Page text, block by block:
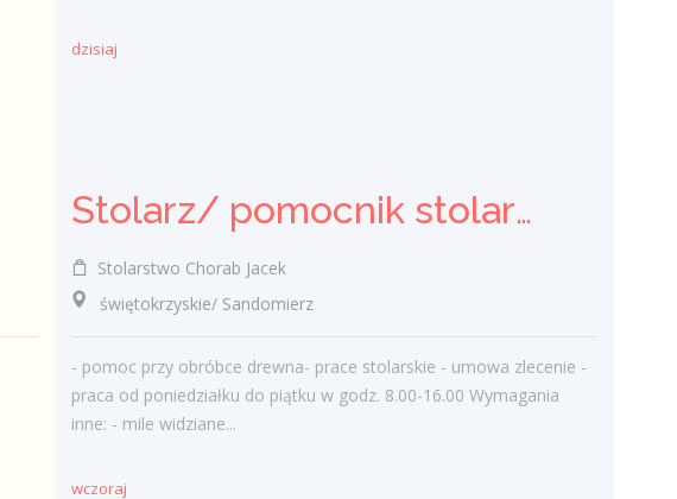
Wiązownica Duża
stalowych Wymagania inne:
dzisiaj
Stolarz/ pomocnik stolarza (k/.m)
Stolarstwo Chorab Jacek
świętokrzyskie/ Sandomierz
- pomoc przy obróbce drewna- prace stolarskie - umowa zlecenie -
praca od poniedziałku do piątku w godz. 8.00-16.00 Wymagania
inne: - mile widziane...
wczoraj